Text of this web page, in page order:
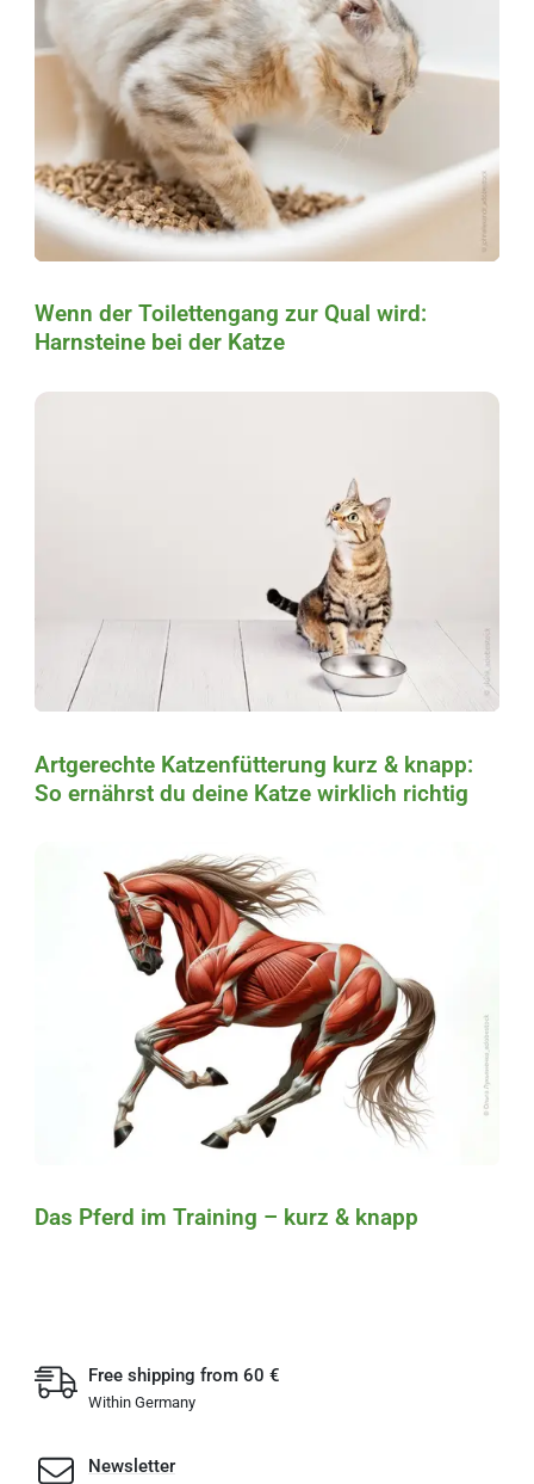
Wenn der Toilettengang zur Qual wird:
Harnsteine bei der Katze
Artgerechte Katzenfütterung kurz & knapp:
So ernährst du deine Katze wirklich richtig
Das Pferd im Training – kurz & knapp
Free shipping from 60 €
Within Germany
Newsletter